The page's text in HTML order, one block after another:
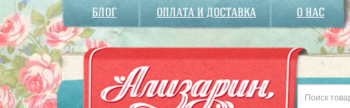
БЛОГ ОПЛАТА И ДОСТАВКА О НАС